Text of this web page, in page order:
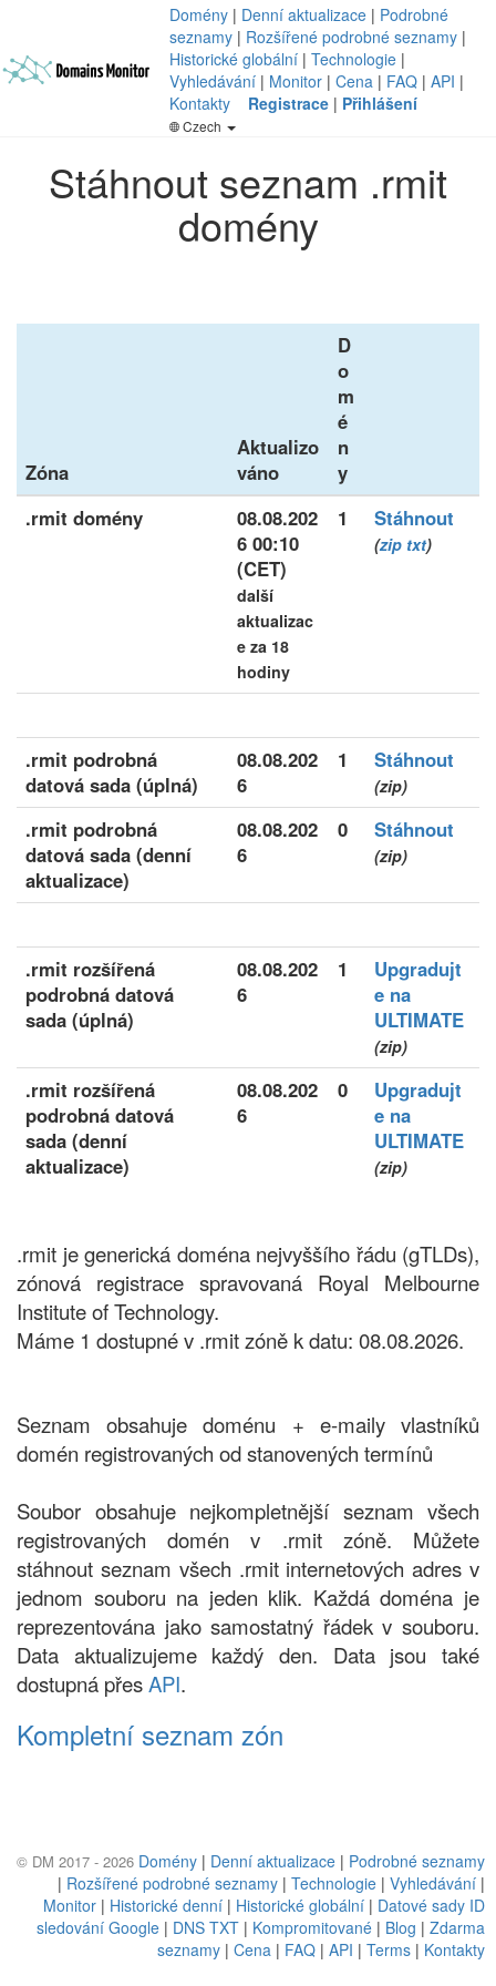
Domény | Denní aktualizace | Podrobné
seznamy | Rozšířené podrobné seznamy |
Historické globální | Technologie |
Vyhledávání | Monitor | Cena | FAQ | API |
Kontakty
Registrace | Přihlášení
Czech
Stáhnout seznam .rmit
domény
Zóna
Aktualizo
váno
D
o
m
é
n
y
.rmit domény
08.08.202
6 00:10
(CET)
další
aktualizac
e za 18
hodiny
1 Stáhnout
(zip txt)
.rmit podrobná
datová sada (úplná)
08.08.202
6
1 Stáhnout
(zip)
.rmit podrobná
datová sada (denní
aktualizace)
08.08.202
6
0 Stáhnout
(zip)
.rmit rozšířená
podrobná datová
sada (úplná)
08.08.202
6
1
Upgradujt
e na
ULTIMATE
(zip)
.rmit rozšířená
podrobná datová
sada (denní
aktualizace)
08.08.202
6
0
Upgradujt
e na
ULTIMATE
(zip)
.rmit je generická doména nejvyššího řádu (gTLDs),
zónová registrace spravovaná Royal Melbourne
Institute of Technology.
Máme 1 dostupné v .rmit zóně k datu: 08.08.2026.
Seznam obsahuje doménu + e-maily vlastníků
domén registrovaných od stanovených termínů
Soubor obsahuje nejkompletnější seznam všech
registrovaných domén v .rmit zóně. Můžete
stáhnout seznam všech .rmit internetových adres v
jednom souboru na jeden klik. Každá doména je
reprezentována jako samostatný řádek v souboru.
Data aktualizujeme každý den. Data jsou také
dostupná přesAPI.
Kompletní seznam zón
© DM 2017 - 2026 Domény | Denní aktualizace | Podrobné seznamy
| Rozšířené podrobné seznamy | Technologie | Vyhledávání |
Monitor | Historické denní | Historické globální | Datové sady ID
sledování Google | DNS TXT | Kompromitované | Blog | Zdarma
seznamy | Cena | FAQ | API | Terms | Kontakty